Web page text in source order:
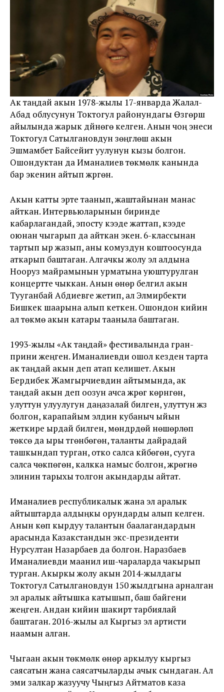
Ак таңдай акын 1978-жылы 17-январда Жалал-
Абад облусунун Токтогул районундагы Өзгөрүш
айылында жарык дүйнөгө келген. Анын чоң энеси
Токтогул Сатылгановдун үзөңгүлөшү акын
Эшмамбет Байсейит уулунун кызы болгон.
Ошондуктан да Иманалиев төкмөлүк канында
бар экенин айтып жүргөн.
Акын катты эрте таанып, жаштайынан манас
айткан. Интервьюларынын биринде
кабарлагандай, эпосту кээде жаттап, кээде
оюнан чыгарып да айткан экен. 6-классынан
тартып ыр жазып, аны комуздун коштоосунда
аткарып баштаган. Алгачкы жолу эл алдына
Нооруз майрамынын урматына уюштурулган
концертте чыккан. Анын өнөрү белгилүү акын
Тууганбай Абдиевге жетип, ал Элмирбекти
Бишкек шаарына алып кеткен. Ошондон кийин
ал төкмө акын катары тааныла баштаган.
1993-жылы «Ак таңдай» фестивалында гран-
прини жеңген. Иманалиевди ошол кезден тарта
ак таңдай акын деп атап келишет. Акын
Бердибек Жамгырчиевдин айтымында, ак
таңдай акын деп оозун ачса жүрөгү көрүнгөн,
улуттун улуулугун даңазалай билген, улуттун жүзү
болгон, карапайым элдин кубаныч ыйын
жеткире ырдай билген, мөндүрдөй нөшөрлөп
төксө да ыры түгөнбөгөн, таланты дайрадай
ташкындап турган, отко салса күйбөгөн, сууга
салса чөкпөгөн, калкка намыс болгон, жүрөгүнө
элинин тарыхы толгон акындарды айтат.
Иманалиев республикалык жана эл аралык
айтыштарда алдыңкы орундарды алып келген.
Анын көп кырдуу талантын баалагандардын
арасында Казакстандын экс-президенти
Нурсултан Назарбаев да болгон. Наразбаев
Иманалиевди маанилүү иш-чараларда чакырып
турган. Акыркы жолу акын 2014-жылдагы
Токтогул Сатылгановдун 150 жылдгына арналган
эл аралык айтышка катышып, баш байгени
жеңген. Андан кийин шакирт тарбиялай
баштаган. 2016-жылы ал Кыргыз эл артисти
наамын алган.
Чыгаан акын төкмөлүк өнөрү аркылуу кыргыз
саясатын жана саясатчыларды ачык сындаган. Ал
эми залкар жазуучу Чыңгыз Айтматов каза